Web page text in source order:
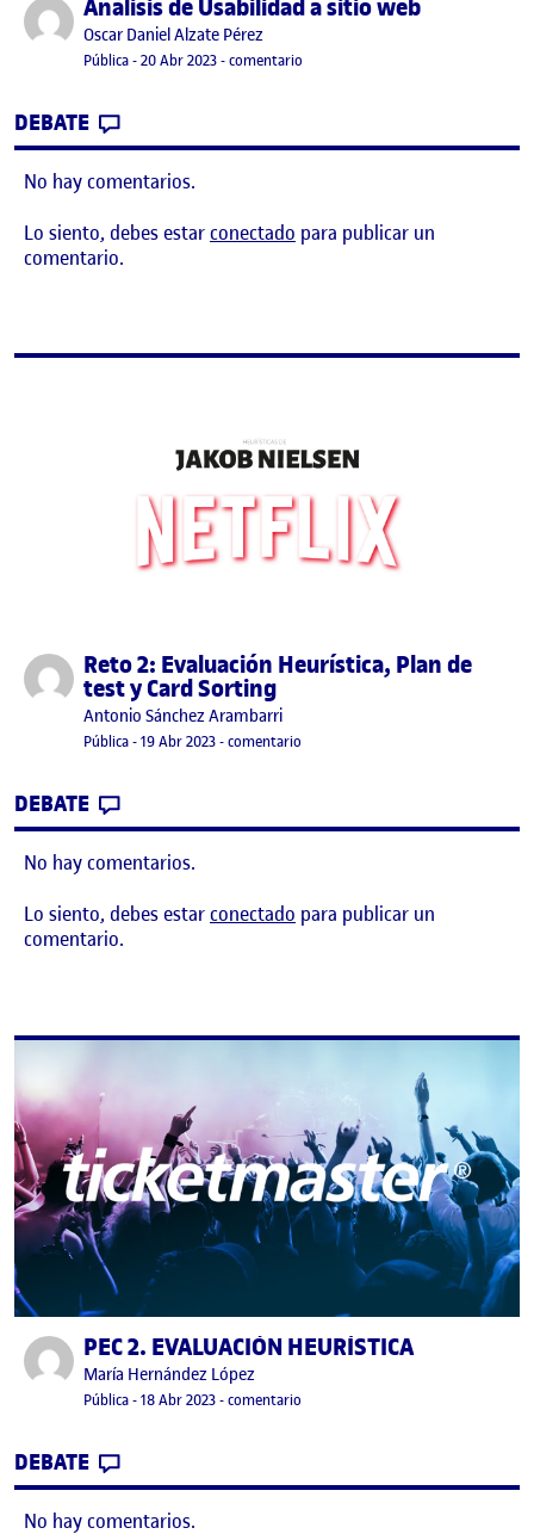
Publicado porAnálisis de Usabilidad a sitio web
Publicado por
Oscar Daniel Alzate Pérez
Visibilidad:
Pública-Fecha de publicación
20 Abr 2023-comentario
DEBATE
No hay comentarios.
Lo siento, debes estarconectado para publicar un
comentario.
Publicado porReto 2: Evaluación Heurística, Plan de
test y Card Sorting
Publicado por
Antonio Sánchez Arambarri
Visibilidad:
Pública-Fecha de publicación
19 Abr 202319 abril, 2023 8:43 pm
-comentario
DEBATE
No hay comentarios.
Lo siento, debes estarconectado para publicar un
comentario.
Publicado porPEC 2. EVALUACIÓN HEURÍSTICA
Publicado por
María Hernández López
Visibilidad:
Pública-Fecha de publicación
18 Abr 202321 abril, 2023 9:00 pm
-comentario
DEBATE
No hay comentarios.